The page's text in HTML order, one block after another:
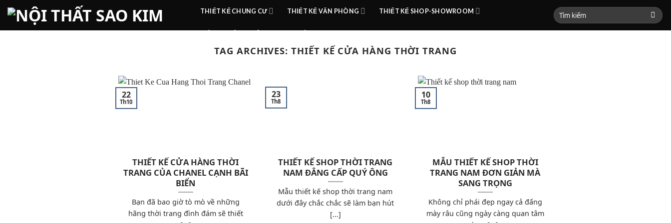
Skip
to
content
THIẾT KẾ CHUNG CƯ THIẾT KẾ VĂN PHÒNG THIẾT KẾ SHOP-SHOWROOM
TAG ARCHIVES:THIẾT KẾ CỬA HÀNG THỜI TRANG
THIẾT KẾ CỬA HÀNG THỜI
TRANG CỦA CHANEL CẠNH BÃI
BIỂN
Bạn đã bao giờ tò mò về những
hãng thời trang đình đám sẽ thiết
22
Th10
THIẾT KẾ SHOP THỜI TRANG
NAM ĐẲNG CẤP QUÝ ÔNG
Mẫu thiết kế shop thời trang nam
dưới đây chắc chắc sẽ làm bạn hút
[...]
23
Th8
MẪU THIẾT KẾ SHOP THỜI
TRANG NAM ĐƠN GIẢN MÀ
SANG TRỌNG
Không chỉ phái đẹp ngay cả đấng
mày râu cũng ngày càng quan tâm
10
Th8